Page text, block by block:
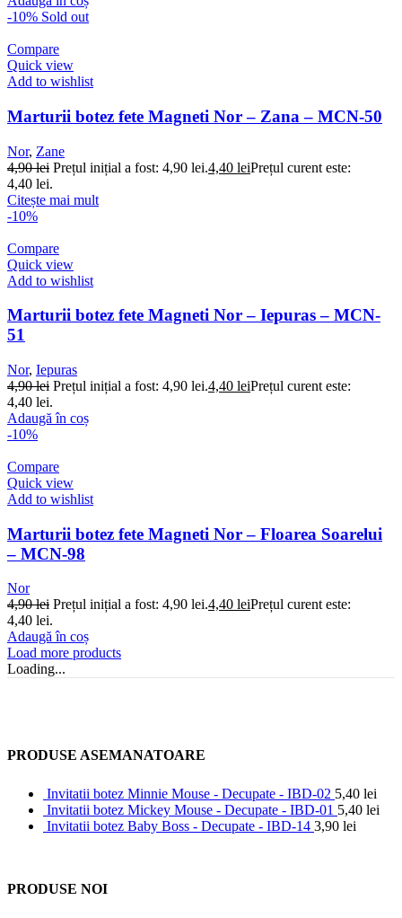
-10% Sold out
Compare
Quick view
Add to wishlist
Marturii botez fete Magneti Nor – Zana – MCN-50
Nor, Zane
4,90lei Prețul inițial a fost: 4,90 lei.4,40 leiPrețul curent este:
4,40 lei.
Citește mai mult
-10%
Compare
Quick view
Add to wishlist
Marturii botez fete Magneti Nor – Iepuras – MCN-
51
Nor, Iepuras
4,90lei Prețul inițial a fost: 4,90 lei.4,40 leiPrețul curent este:
4,40 lei.
Adaugă în coș
-10%
Compare
Quick view
Add to wishlist
Marturii botez fete Magneti Nor – Floarea Soarelui
– MCN-98
Nor
4,90lei Prețul inițial a fost: 4,90 lei.4,40 leiPrețul curent este:
4,40 lei.
Adaugă în coș
Load more products
Loading...
PRODUSE ASEMANATOARE
Invitatii botez Minnie Mouse - Decupate - IBD-02 5,40 lei
Invitatii botez Mickey Mouse - Decupate - IBD-01 5,40 lei
Invitatii botez Baby Boss - Decupate - IBD-14 3,90 lei
PRODUSE NOI